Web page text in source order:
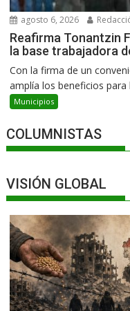
agosto 6, 2026
Reafirma Tonantzin
la base trabajadora
Con la firma de un
amplía los beneficios para
Municipios
COLUMNISTAS
VISIÓN GLOBAL